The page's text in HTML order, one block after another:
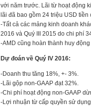
với năm trước. Lãi từ hoạt động
lãi đã bao gồm 24 triệu USD
-Tất cả các mảng kinh doanh
2016 và Quý III 2015 do chi phí
-AMD cũng hoàn thành huy
Dự đoán về Quý IV 2016:
-Doanh thu tăng 18%, +- 3%.
-Lãi gộp non-GAAP đạt 32%.
-Chi phí hoạt động non-GAAP
-Lợi nhuận từ cấp quyền sử